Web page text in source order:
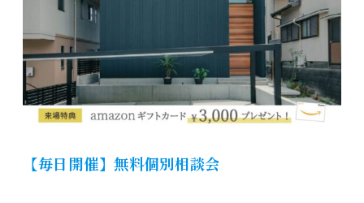
【毎日開催】無料個別相談会